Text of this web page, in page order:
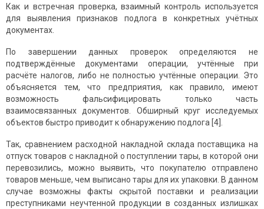
Как и встречная проверка, взаимный контроль используется
для выявления признаков подлога в конкретных учётных
документах.
По завершении данных проверок определяются не
подтверждённые документами операции, учтённые при
расчёте налогов, либо не полностью учтённые операции. Это
объясняется тем, что предприятия, как правило, имеют
возможность фальсифицировать только часть
взаимосвязанных документов. Обширный круг исследуемых
объектов быстро приводит к обнаружению подлога [4].
Так, сравнением расходной накладной склада поставщика на
отпуск товаров с накладной о поступлении тары, в которой они
перевозились, можно выявить, что покупателю отправлено
товаров меньше, чем выписано тары для их упаковки. В данном
случае возможны факты скрытой поставки и реализации
преступниками неучтенной продукции в созданных излишках